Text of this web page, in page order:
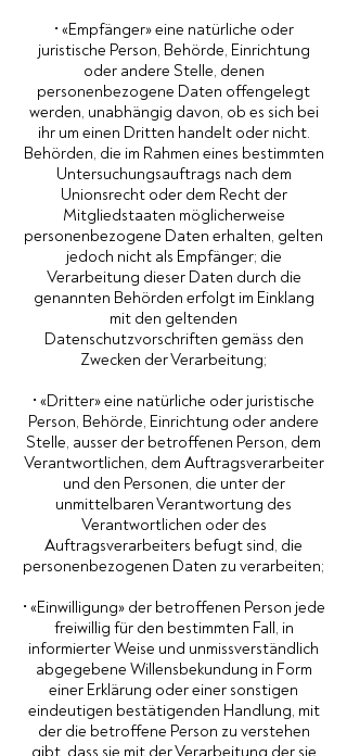
• «Empfänger» eine natürliche oder
juristische Person, Behörde, Einrichtung
oder andere Stelle, denen
personenbezogene Daten offengelegt
werden, unabhängig davon, ob es sich bei
ihr um einen Dritten handelt oder nicht.
Behörden, die im Rahmen eines bestimmten
Untersuchungsauftrags nach dem
Unionsrecht oder dem Recht der
Mitgliedstaaten möglicherweise
personenbezogene Daten erhalten, gelten
jedoch nicht als Empfänger; die
Verarbeitung dieser Daten durch die
genannten Behörden erfolgt im Einklang
mit den geltenden
Datenschutzvorschriften gemäss den
Zwecken der Verarbeitung;
• «Dritter» eine natürliche oder juristische
Person, Behörde, Einrichtung oder andere
Stelle, ausser der betroffenen Person, dem
Verantwortlichen, dem Auftragsverarbeiter
und den Personen, die unter der
unmittelbaren Verantwortung des
Verantwortlichen oder des
Auftragsverarbeiters befugt sind, die
personenbezogenen Daten zu verarbeiten;
• «Einwilligung» der betroffenen Person jede
freiwillig für den bestimmten Fall, in
informierter Weise und unmissverständlich
abgegebene Willensbekundung in Form
einer Erklärung oder einer sonstigen
eindeutigen bestätigenden Handlung, mit
der die betroffene Person zu verstehen
gibt, dass sie mit der Verarbeitung der sie